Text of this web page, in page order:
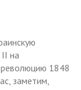
на
1848
заметим,